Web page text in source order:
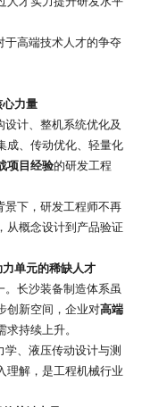
高端技术人才的争夺
力量
计、整机系统优化及
成、传动优化、轻量化
项目经验的研发工程
下，研发工程师不再
从概念设计到产品验证
单元的稀缺人才
。长沙装备制造体系虽
创新空间，企业对高端
求持续上升。
、液压传动设计与测
理解，是工程机械行业